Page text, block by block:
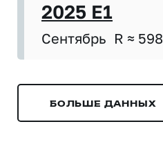
2025 E1
Сентябрь R ≈
БОЛЬШЕ ДАННЫХ